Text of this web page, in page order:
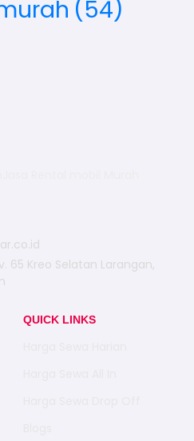
(54)
65 Kreo Selatan Larangan,
QUICK LINKS